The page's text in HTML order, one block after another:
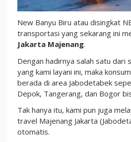
New Banyu Biru atau disingkat
transportasi yang sekarang ini
Jakarta Majenang.
Dengan hadirnya salah satu dari
yang kami layani ini, maka
berada di area Jabodetabek
Depok, Tangerang, dan Bogor
Tak hanya itu, kami pun juga
travel Majenang Jakarta
otomatis.